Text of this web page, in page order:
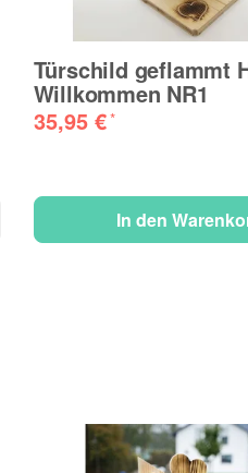
Türschild geflammt
Willkommen NR1
35,95 €*
In den